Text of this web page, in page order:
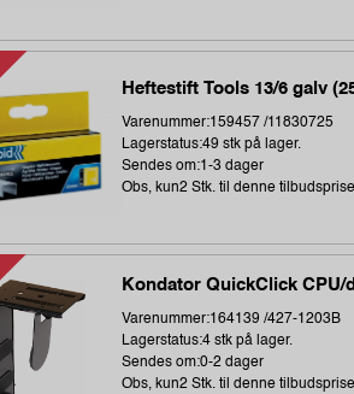
Heftestift Tools 13/6 galv
Varenummer:159457 /11830725
Lagerstatus:49 stk på lager.
Sendes om:1-3 dager
Obs, kun2 Stk. til denne
Kondator QuickClick
Varenummer:164139 /427-1203B
Lagerstatus:4 stk på lager.
Sendes om:0-2 dager
Obs, kun2 Stk. til denne